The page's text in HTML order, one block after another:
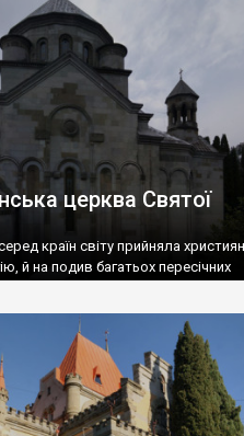
(postaki)…” “Вино. Крим
вино і його вдосталь: воно все
церква Святої
країн світу прийняла
й на подив багатьох пересічних